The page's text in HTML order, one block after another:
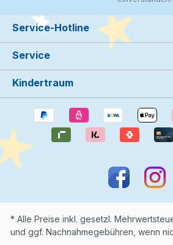
Service-Hotline
Service
Kindertraum
* Alle Preise inkl. gesetzl.
und ggf. Nachnahmegebühren, wenn